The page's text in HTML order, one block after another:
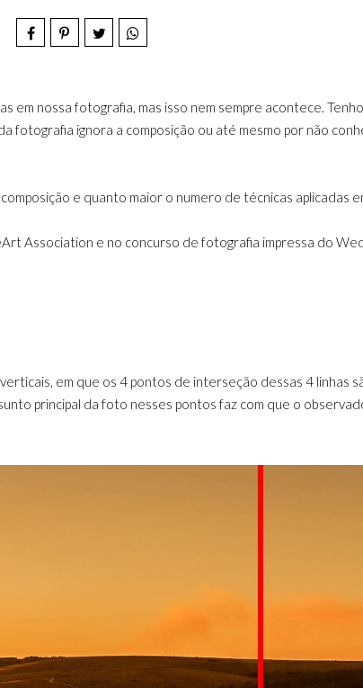
em nossa fotografia, mas isso nem sempre acontece.
ignora a composição ou até mesmo por não
e quanto maior o numero de técnicas aplicadas
Association e no concurso de fotografia impressa do
em que os 4 pontos de interseção dessas 4 linhas
principal da foto nesses pontos faz com que o